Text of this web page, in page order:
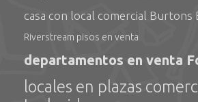
casa con local comercial Burtons
Riverstream pisos en venta
departamentos en venta
locales en plazas